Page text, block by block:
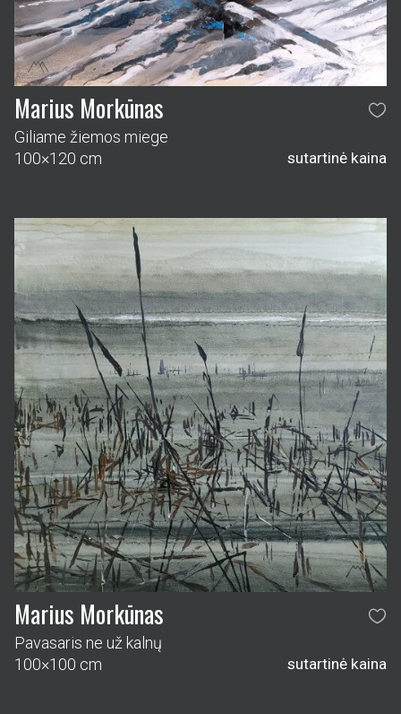
Marius Morkūnas
Giliame žiemos miege
100×120 cm
sutartinė kaina
Marius Morkūnas
Pavasaris ne už kalnų
100×100 cm
sutartinė kaina